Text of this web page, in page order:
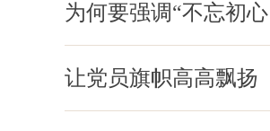
为何要强调“不忘初
让党员旗帜高高飘扬